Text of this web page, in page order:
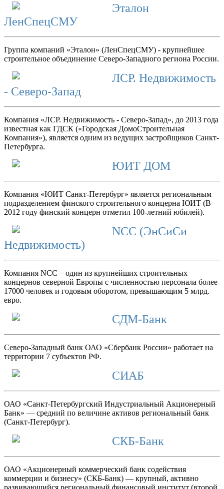
Эталон
ЛенСпецСМУ
Группа компаний «Эталон» (ЛенСпецСМУ) - крупнейшее
строительное объединение Северо-Западного региона России.
ЛСР. Недвижимость
- Северо-Запад
Компания «ЛСР. Недвижимость - Северо-Запад», до 2013 года
известная как ГДСК («Городская ДомоСтроительная
Компания»), является одним из ведущих застройщиков Санкт-
Петербурга.
ЮИТ ДОМ
Компания «ЮИТ Санкт-Петербург» является региональным
подразделением финского строительного концерна ЮИТ (В
2012 году финский концерн отметил 100-летний юбилей).
NCC (ЭнСиСи
Недвижимость)
Компания NCC – один из крупнейших строительных
концернов северной Европы с численностью персонала более
17000 человек и годовым оборотом, превышающим 5 млрд.
евро.
СДМ-Банк
Северо-Западный банк ОАО «Сбербанк России» работает на
территории 7 субъектов РФ.
СИАБ
ОАО «Санкт-Петербургский Индустриальный Акционерный
Банк» — средний по величине активов региональный банк
(Санкт-Петербург).
СКБ-Банк
ОАО «Акционерный коммерческий банк содействия
коммерции и бизнесу» (СКБ-Банк) — крупный, активно
развивающийся региональный финансовый институт (второй